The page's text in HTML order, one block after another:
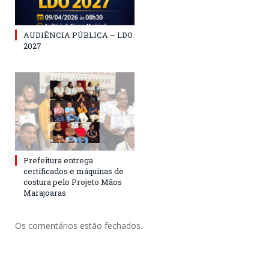
AUDIÊNCIA PÚBLICA – LDO
2027
Prefeitura entrega
certificados e máquinas de
costura pelo Projeto Mãos
Marajoaras
Os comentários estão fechados.